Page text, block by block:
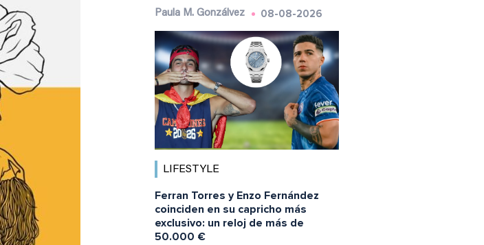
Paula M. Gonzálvez 08-08-2026
LIFESTYLE
Ferran Torres y Enzo Fernández
coinciden en su capricho más
exclusivo: un reloj de más de
50.000 €